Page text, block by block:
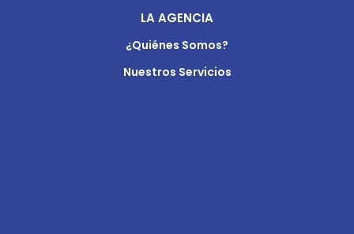
LA AGENCIA
¿Quiénes Somos?
Nuestros Servicios